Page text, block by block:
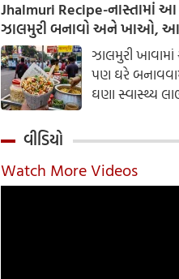
તપાસો, અર્થો
બાળકને એક
Jhalmuri Recipe-નાસ્તામાં આ
ઝાલમુરી બનાવો અને ખાઓ, આ
મસાલેદાર અને સ્વાદિષ્ટ છે.
ઝાલમુરી ખાવામાં
પણ ઘરે
ઘણા સ્વાસ્થ્ય
વીડિયો
Watch More Videos